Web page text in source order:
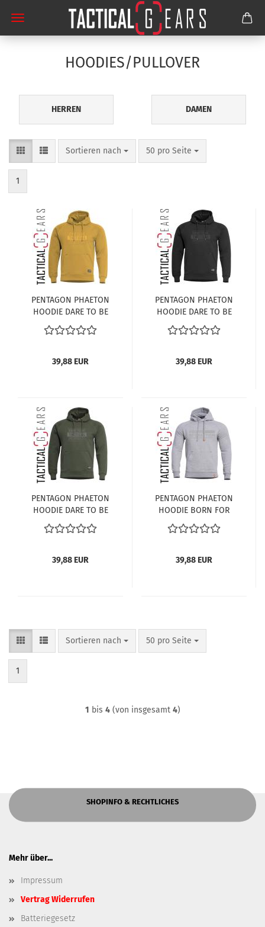
HOODIES/PULLOVER
HERREN DAMEN
Sortieren nach
Sortieren nach 50 pro Seite
pro Seite
1
PENTAGON PHAETON
HOODIE DARE TO BE
TACTICAL K09021-DT-70
TUSCAN YELLOW
39,88 EUR
PENTAGON PHAETON
HOODIE DARE TO BE
TACTICAL K09021-DT-01
SCHWARZ
39,88 EUR
PENTAGON PHAETON
HOODIE DARE TO BE
TACTICAL K09021-DT-
06CG CAMO GRÜN
39,88 EUR
PENTAGON PHAETON
HOODIE BORN FOR
ACTION K09021-BA-16 -
MELANGE
39,88 EUR
Sortieren nach
Sortieren nach 50 pro Seite
pro Seite
1
1 bis 4(von insgesamt 4)
SHOPINFO & RECHTLICHES
Mehr über...
Impressum
Vertrag Widerrufen
Batteriegesetz